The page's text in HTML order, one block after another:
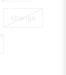
Orange